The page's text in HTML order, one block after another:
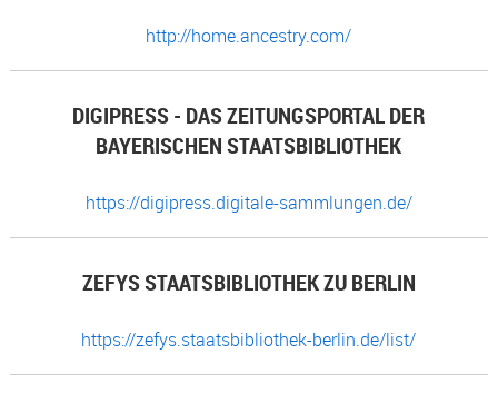
http://home.ancestry.com/
DIGIPRESS - DAS ZEITUNGSPORTAL DER
BAYERISCHEN STAATSBIBLIOTHEK
https://digipress.digitale-sammlungen.de/
ZEFYS STAATSBIBLIOTHEK ZU BERLIN
https://zefys.staatsbibliothek-berlin.de/list/